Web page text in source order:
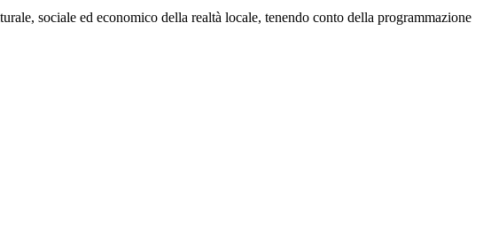
sociale ed economico della realtà locale, tenendo conto della programmazione